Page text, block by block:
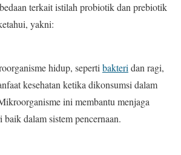
terkait istilah probiotik dan prebiotik
yakni:
hidup, sepertibakteridan ragi,
kesehatan ketika dikonsumsi dalam
ini membantu menjaga
baik dalam sistem pencernaan.